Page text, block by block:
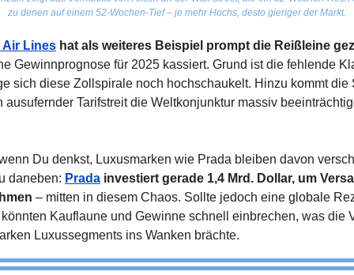
zu denen auf einem 52-Wochen-Tief – je mehr Hochs, desto gieriger der Markt.
Air Lines hat als weiteres Beispiel prompt die Reißleine
Gewinnprognose für 2025 kassiert. Grund ist die fehlende
sich diese Zollspirale noch hochschaukelt. Hinzu kommt die
ausufernder Tarifstreit die Weltkonjunktur massiv
Du denkst, Luxusmarken wie Prada bleiben davon
daneben: Prada investiert gerade 1,4 Mrd. Dollar, um
– mitten in diesem Chaos. Sollte jedoch eine globale
Kauflaune und Gewinne schnell einbrechen, was die
Luxussegments ins Wanken brächte.